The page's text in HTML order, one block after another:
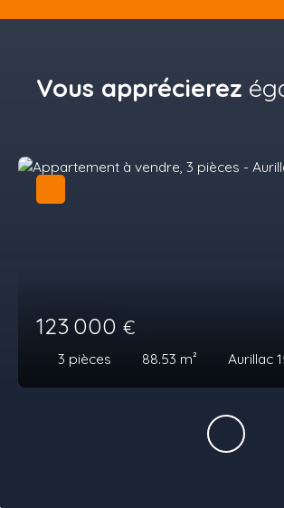
Vous apprécierez
123 000 €
3 pièces 88.53 m² Aurillac